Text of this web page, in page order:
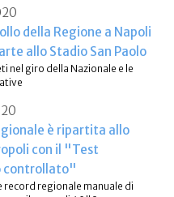
della Regione a Napoli
allo Stadio San Paolo
nel giro della Nazionale e le
è ripartita allo
con il "Test
controllato"
record regionale manuale di